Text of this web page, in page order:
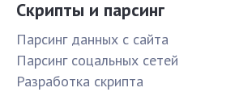
Скрипты и парсинг
Парсинг данных с сайта
Парсинг соцальных сетей
Разработка скрипта